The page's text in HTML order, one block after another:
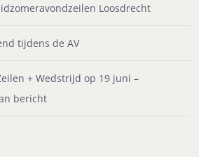
Loosdrecht
tijdens de AV
+ Wedstrijd op 19 juni –
bericht